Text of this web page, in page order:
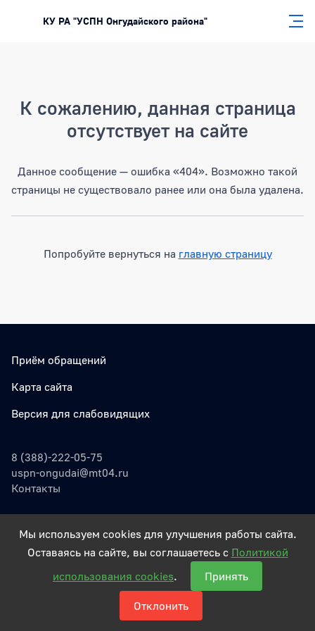
КУ РА "УСПН Онгудайского района"
К сожалению, данная страница
отсутствует на сайте
Данное сообщение — ошибка «404». Возможно такой
страницы не существовало ранее или она была удалена.
Попробуйте вернуться на главную страницу
Приём обращений
Карта сайта
Версия для слабовидящих
8 (388)-222-05-75
uspn-ongudai@mt04.ru
Контакты
© Государственное Учреждение
Мы используем cookies для улучшения работы сайта.
Оставаясь на сайте, вы соглашаетесь с Политикой
использования cookies. Принять
Отклонить